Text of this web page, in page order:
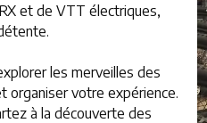
et de VTT électriques,
les merveilles des
organiser votre expérience.
à la découverte des